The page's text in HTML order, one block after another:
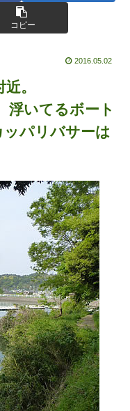
コピー
2016.05.02
。
浮いてるボート
パリバサーは